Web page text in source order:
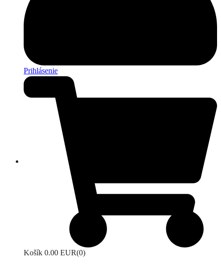
Prihlásenie
Košík 0.00 EUR(0)